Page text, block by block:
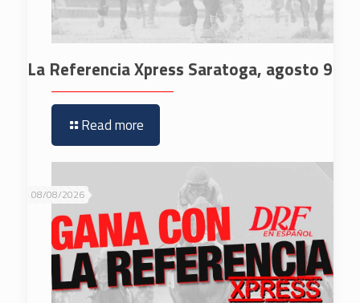
La Referencia Xpress Saratoga, agosto 9
Read more
08/08/2026